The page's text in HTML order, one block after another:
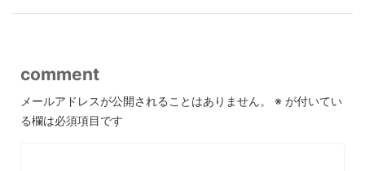
comment
メールアドレスが公開されることはありません。 ※ が付いてい
る欄は必須項目です